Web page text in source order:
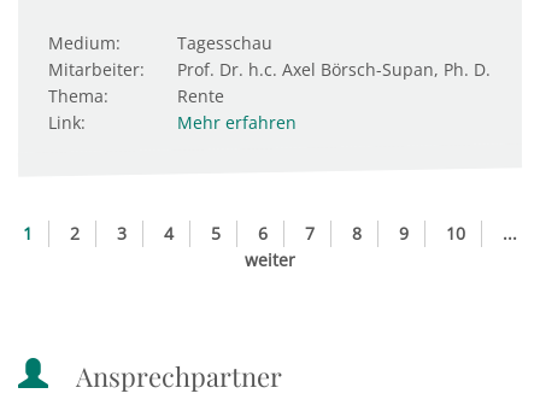
Medium:
Tagesschau
Mitarbeiter:
Prof. Dr. h.c. Axel Börsch-Supan, Ph. D.
Thema:
Rente
Link:
Mehr erfahren
1 2 3 4 5 6 7 8 9 10
...
weiter
Ansprechpartner